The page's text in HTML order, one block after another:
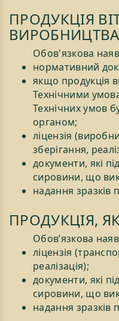
ПРОДУКЦІЯ
ВИРОБНИЦТВА
Обов'язкова
нормативний
якщо продукція
Технічними
Технічних умов
органом;
ліцензія
зберігання,
документи, які
сировини, що
надання зразків
ПРОДУКЦІЯ,
Обов’язкова
ліцензія
реалізація);
документи, які
сировини, що
надання зразків